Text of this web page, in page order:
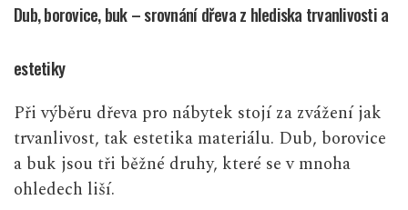
Dub, borovice, buk – srovnání dřeva z hlediska trvanlivosti a
estetiky
Při výběru dřeva pro nábytek stojí za zvážení jak
trvanlivost, tak estetika materiálu. Dub, borovice
a buk jsou tři běžné druhy, které se v mnoha
ohledech liší.